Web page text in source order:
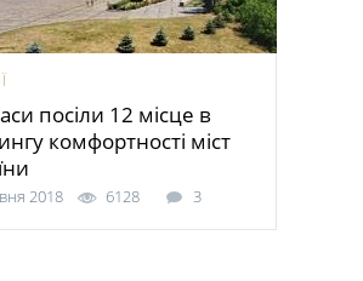
посіли 12 місце в
комфортності міст
2018 6128 3